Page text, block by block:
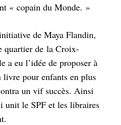
« copain du Monde. »
de Maya Flandin,
quartier de la Croix-
a eu l’idée de proposer à
livre pour enfants en plus
un vif succès. Ainsi
unit le SPF et les libraires